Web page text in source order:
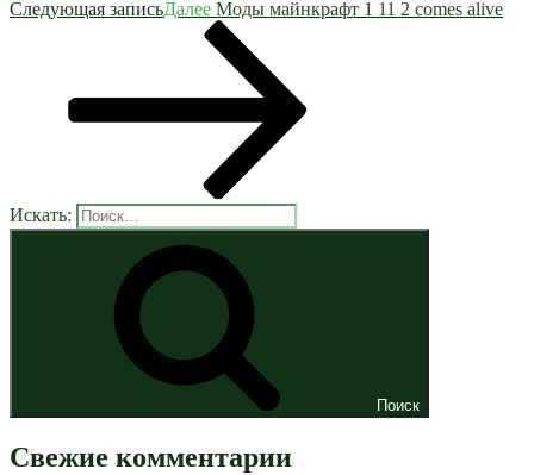
Следующая записьДалее Моды майнкрафт 1 11 2 comes alive
Искать:
Поиск
Свежие комментарии